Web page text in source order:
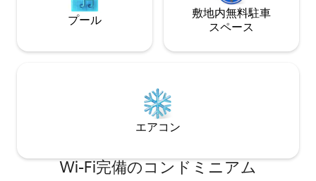
プール
敷地内無料駐⁠車
ス⁠ペ⁠ー⁠ス
エアコン
Wi-Fi完備のコンドミニアム